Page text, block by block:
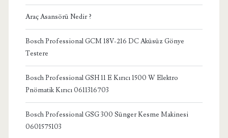
Araç Asansörü Nedir ?
Bosch Professional GCM 18V-216 DC Aküsüz Gönye
Testere
Bosch Professional GSH 11 E Kırıcı 1500 W Elektro
Pnömatik Kırıcı 0611316703
Bosch Professional GSG 300 Sünger Kesme Makinesi
0601575103